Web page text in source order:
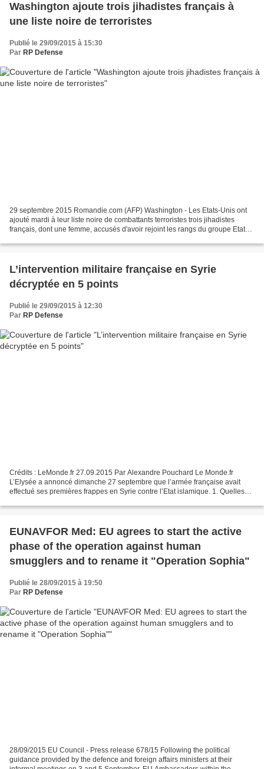
Washington ajoute trois jihadistes français à
une liste noire de terroristes
Publié le 29/09/2015 à 15:30
Par RP Defense
29 septembre 2015 Romandie.com (AFP) Washington - Les Etats-Unis ont
ajouté mardi à leur liste noire de combattants terroristes trois jihadistes
français, dont une femme, accusés d'avoir rejoint les rangs du groupe Etat
L’intervention militaire française en Syrie
décryptée en 5 points
Publié le 29/09/2015 à 12:30
Par RP Defense
Crédits : LeMonde.fr 27.09.2015 Par Alexandre Pouchard Le Monde.fr
L’Elysée a annoncé dimanche 27 septembre que l’armée française avait
effectué ses premières frappes en Syrie contre l’Etat islamique. 1. Quelles
EUNAVFOR Med: EU agrees to start the active
phase of the operation against human
smugglers and to rename it "Operation Sophia"
Publié le 28/09/2015 à 19:50
Par RP Defense
28/09/2015 EU Council - Press release 678/15 Following the political
guidance provided by the defence and foreign affairs ministers at their